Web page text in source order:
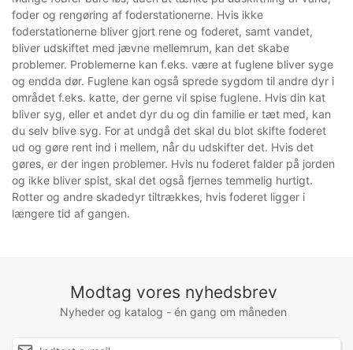
foder og rengøring af foderstationerne. Hvis ikke
foderstationerne bliver gjort rene og foderet, samt vandet,
bliver udskiftet med jævne mellemrum, kan det skabe
problemer. Problemerne kan f.eks. være at fuglene bliver syge
og endda dør. Fuglene kan også sprede sygdom til andre dyr i
området f.eks. katte, der gerne vil spise fuglene. Hvis din kat
bliver syg, eller et andet dyr du og din familie er tæt med, kan
du selv blive syg. For at undgå det skal du blot skifte foderet
ud og gøre rent ind i mellem, når du udskifter det. Hvis det
gøres, er der ingen problemer. Hvis nu foderet falder på jorden
og ikke bliver spist, skal det også fjernes temmelig hurtigt.
Rotter og andre skadedyr tiltrækkes, hvis foderet ligger i
længere tid af gangen.
Modtag vores nyhedsbrev
Nyheder og katalog - én gang om måneden